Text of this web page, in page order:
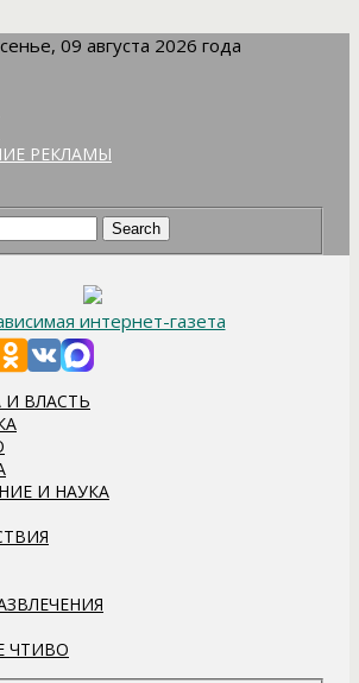
09 августа 2026 года
РЕКЛАМЫ
интернет-газета
ВЛАСТЬ
И НАУКА
ЧТИВО